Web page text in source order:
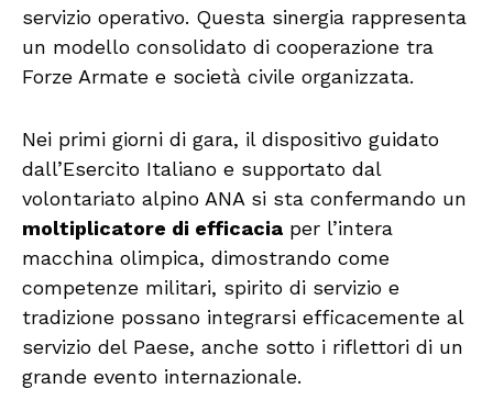
servizio operativo. Questa sinergia rappresenta
un modello consolidato di cooperazione tra
Forze Armate e società civile organizzata.
Nei primi giorni di gara, il dispositivo guidato
dall’Esercito Italiano e supportato dal
volontariato alpino ANA si sta confermando un
moltiplicatore di efficacia per l’intera
macchina olimpica, dimostrando come
competenze militari, spirito di servizio e
tradizione possano integrarsi efficacemente al
servizio del Paese, anche sotto i riflettori di un
grande evento internazionale.